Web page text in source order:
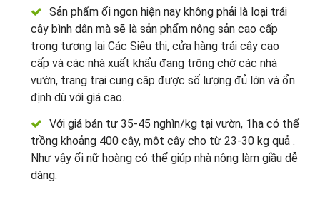
Sản phẩm ổi ngon hiện nay không phải là loại trái
cây bình dân mà sẽ là sản phẩm nông sản cao cấp
trong tương lai Các Siêu thị, cửa hàng trái cây cao
cấp và các nhà xuất khẩu đang trông chờ các nhà
vườn, trang trại cung câp được số lượng đủ lớn và ổn
định dù với giá cao.
Với giá bán tư 35-45 nghìn/kg tại vườn, 1ha có thể
trồng khoảng 400 cây, một cây cho từ 23-30 kg quả .
Như vậy ổi nữ hoàng có thể giúp nhà nông làm giầu dễ
dàng.